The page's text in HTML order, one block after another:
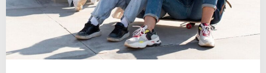
g
e
l
o
l